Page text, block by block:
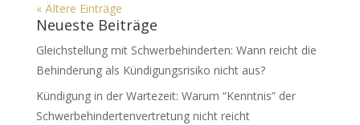
« Ältere Einträge
Neueste Beiträge
Gleichstellung mit Schwerbehinderten: Wann reicht die
Behinderung als Kündigungsrisiko nicht aus?
Kündigung in der Wartezeit: Warum “Kenntnis” der
Schwerbehindertenvertretung nicht reicht